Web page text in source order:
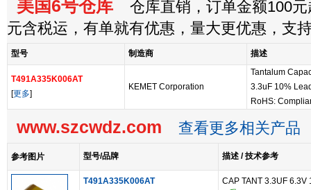
美国6号仓库 仓库直销，订单金额100元
元含税运，有单就有优惠，量大更优惠，支
型号 制造商 描述
T491A335K006AT
[更多]
KEMET Corporation
Tantalum
3.3uF 10%
RoHS:
www.szcwdz.com 查看更多相关产品
参考图片 型号/品牌 描述 / 技术参考
T491A335K006AT
CAP TANT 3.3UF 6.3V